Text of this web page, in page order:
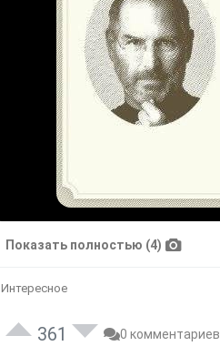
Показать полностью (4)
Интересное
361 0 комментариев